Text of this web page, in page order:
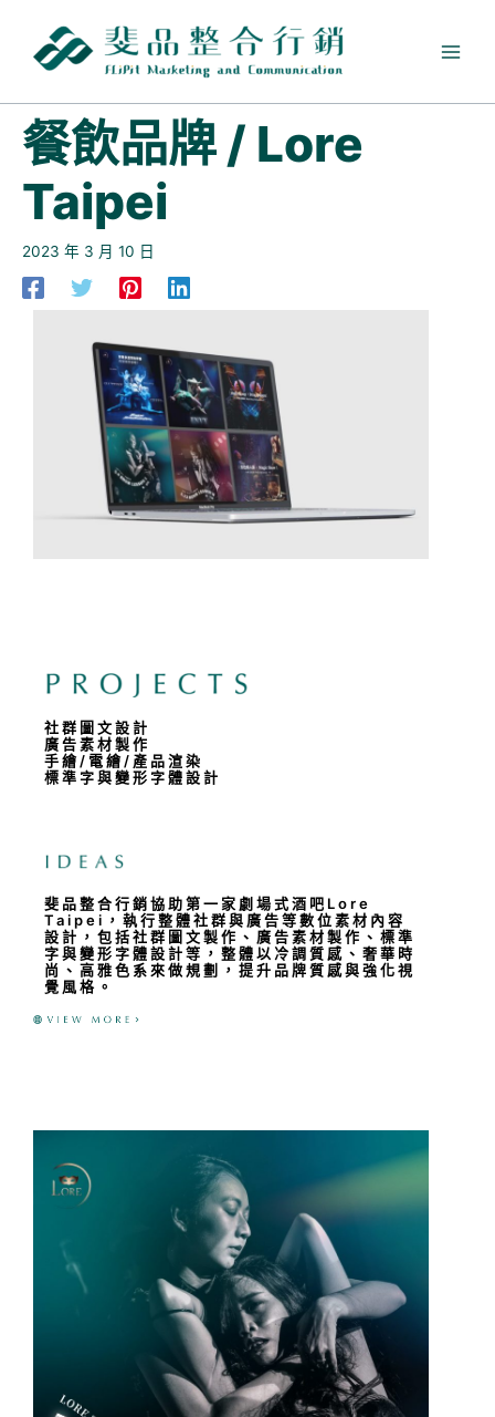
內
餐飲品牌 / Lore
Taipei
2023 年 3 月 10 日
社群圖文設計
廣告素材製作
手繪/電繪/產品渲染
標準字與變形字體設計
斐品整合行銷協助第一家劇場式酒吧Lore
Taipei，執行整體社群與廣告等數位素材內容
設計，包括社群圖文製作、廣告素材製作、標準
字與變形字體設計等，整體以冷調質感、奢華時
尚、高雅色系來做規劃，提升品牌質感與強化視
覺風格。